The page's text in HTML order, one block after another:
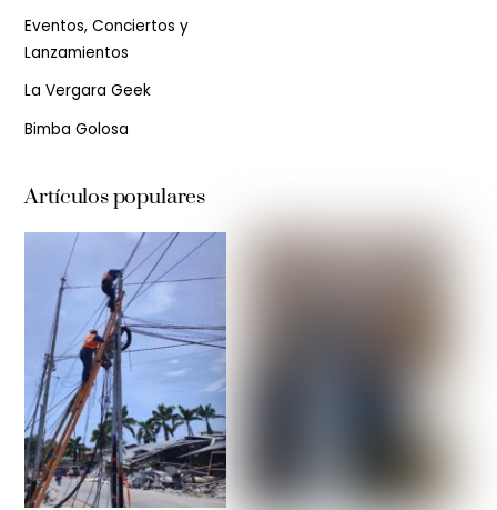
Eventos, Conciertos y
Lanzamientos
La Vergara Geek
Bimba Golosa
Artículos populares